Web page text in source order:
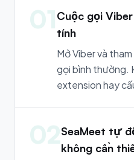
01Cuộc gọi
tính
Mở Viber và
gọi bình thường.
extension hay
02SeaMeet tự
không cần